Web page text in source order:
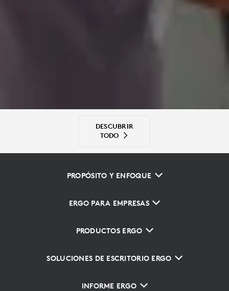
DESCUBRIR
TODO
PROPÓSITO Y ENFOQUE
ERGO PARA EMPRESAS
PRODUCTOS ERGO
SOLUCIONES DE ESCRITORIO ERGO
INFORME ERGO